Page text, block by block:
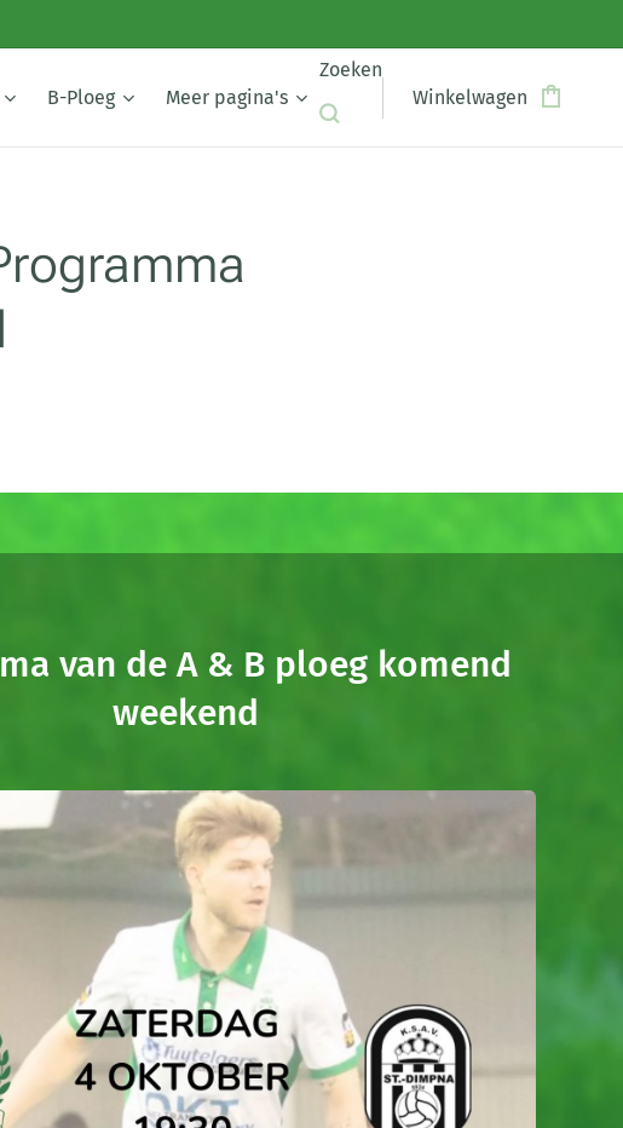
B-Ploeg Meer pagina's
Zoeken
Winkelwagen
van de A & B ploeg komend
weekend